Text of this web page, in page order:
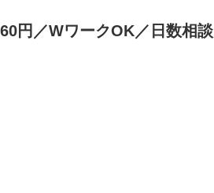
円／WワークOK／日数相談